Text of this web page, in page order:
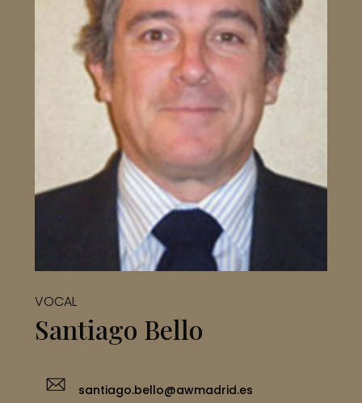
VOCAL
Santiago Bello
santiago.bello@awmadrid.es